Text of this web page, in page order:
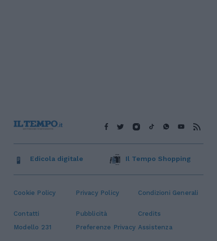
Cookie Policy Privacy Policy Condizioni Generali
Contatti Pubblicità
Credits
Modello 231
Preferenze Privacy Assistenza
Edicola digitale Il Tempo Shopping